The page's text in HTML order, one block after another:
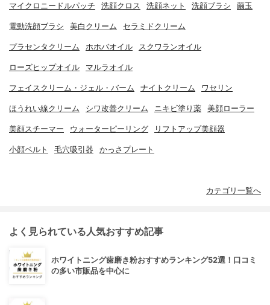
マイクロニードルパッチ 洗顔クロス 洗顔ネット 洗顔ブラシ 繭玉
電動洗顔ブラシ 美白クリーム セラミドクリーム
プラセンタクリーム ホホバオイル スクワランオイル
ローズヒップオイル マルラオイル
フェイスクリーム・ジェル・バーム ナイトクリーム ワセリン
ほうれい線クリーム シワ改善クリーム ニキビ塗り薬 美顔ローラー
美顔スチーマー ウォーターピーリング リフトアップ美顔器
小顔ベルト 毛穴吸引器 かっさプレート
カテゴリ一覧へ
よく見られている人気おすすめ記事
ホワイトニング歯磨き粉おすすめランキング52選！口コミ
の多い市販品を中心に